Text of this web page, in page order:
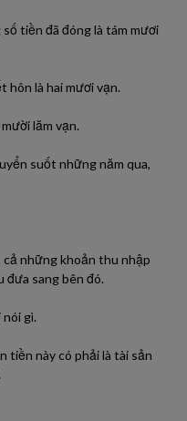
tiền đã đóng là tám mươi
hôn là hai mươi vạn.
lăm vạn.
suốt những năm qua,
những khoản thu nhập
đưa sang bên đó.
gì.
tiền này có phải là tài sản